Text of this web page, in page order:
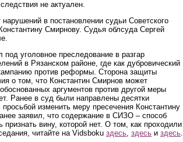
не актуален.
нарушений в постановлении судьи Советского
Смирнову. Судья облсуда Сергей
под уголовное преследование в разгар
в Рязанском районе, где как дубровический
против реформы. Сторона защиты
о том, что Константин Смирнов может
аргументов против другой меры
Ранее в суд были направлены десятки
изменить меру пресечения Константину
заявил, что содержание в СИЗО – способ
признать вину, которой нет. О том, как проходили
читайте на Vidsboku здесь, здесь и здесь.